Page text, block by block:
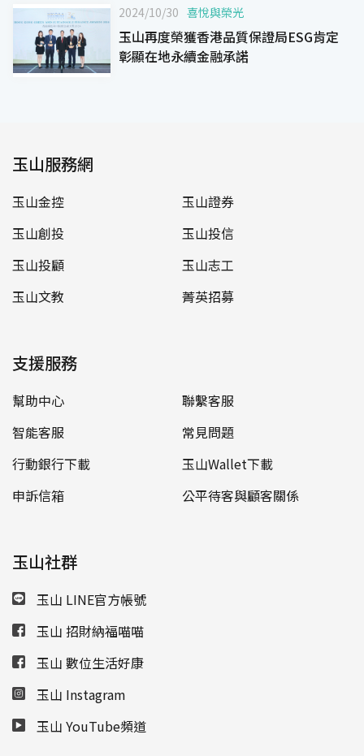
2024/10/30 喜悅與榮光
玉山再度榮獲香港品質保證局ESG肯定
彰顯在地永續金融承諾
玉山服務網
玉山金控
玉山證券
玉山創投
玉山投信
玉山投顧
玉山志工
玉山文教
菁英招募
支援服務
幫助中心
聯繫客服
智能客服
常見問題
行動銀行下載
玉山Wallet下載
申訴信箱
公平待客與顧客關係
玉山社群
玉山 LINE官方帳號
玉山 招財納福喵喵
玉山 數位生活好康
玉山 Instagram
玉山 YouTube頻道